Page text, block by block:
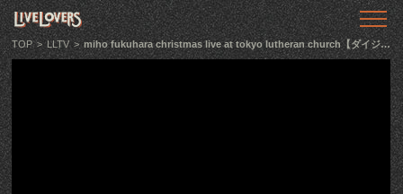
TOP
トップ
TOP > LLTV > miho fukuhara christmas live at tokyo lutheran church【ダイジェスト映像】